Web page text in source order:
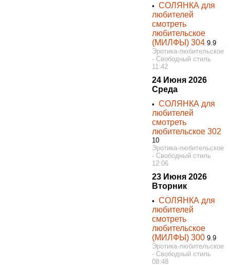
•СОЛЯНКА для
любителей
смотреть
любительское
(МИЛФЫ) 304 9.9
Эротика-любительское
- Свободный стиль
11:42
24 Июня 2026
Среда
•СОЛЯНКА для
любителей
смотреть
любительское 302
10
Эротика-любительское
- Свободный стиль
12:06
23 Июня 2026
Вторник
•СОЛЯНКА для
любителей
смотреть
любительское
(МИЛФЫ) 300 9.9
Эротика-любительское
- Свободный стиль
08:48